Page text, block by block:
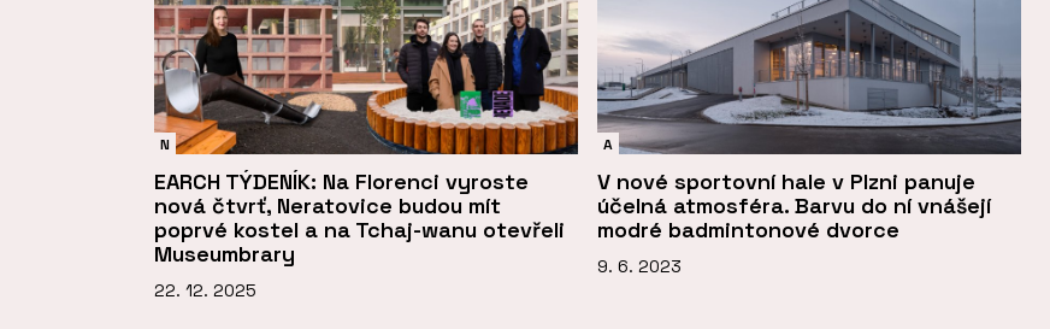
N
EARCH TÝDENÍK: Na Florenci vyroste
nová čtvrť, Neratovice budou mít
poprvé kostel a na Tchaj-wanu otevřeli
Museumbrary
22. 12. 2025
A
V nové sportovní hale v Plzni panuje
účelná atmosféra. Barvu do ní vnášejí
modré badmintonové dvorce
9. 6. 2023